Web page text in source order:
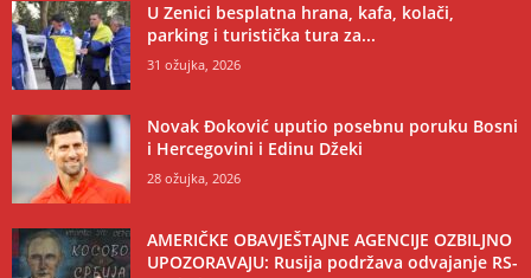
U Zenici besplatna hrana, kafa, kolači,
parking i turistička tura za...
31 ožujka, 2026
Novak Đoković uputio posebnu poruku Bosni
i Hercegovini i Edinu Džeki
28 ožujka, 2026
AMERIČKE OBAVJEŠTAJNE AGENCIJE OZBILJNO
UPOZORAVAJU: Rusija podržava odvajanje RS-